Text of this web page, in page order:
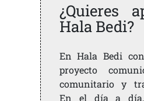
¿Quieres
Hala Bedi?
En Hala Bedi
proyecto
comunitario y
En el día a